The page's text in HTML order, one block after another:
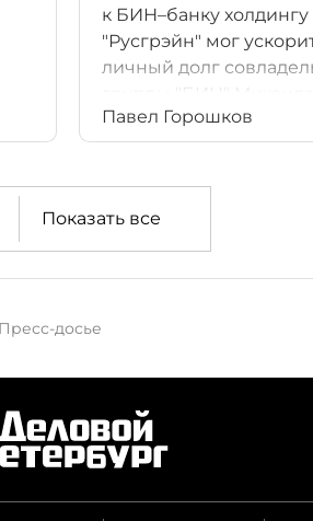
к БИН–банку холдингу
"Русгрэйн" мог
личный долг
группы "БИН" Михаила
Шишханова.
Павел Горошков
Показать все
Пресс-досье